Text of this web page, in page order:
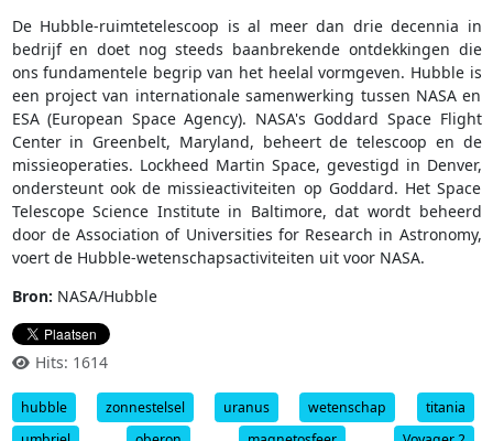
De Hubble-ruimtetelescoop is al meer dan drie decennia in
bedrijf en doet nog steeds baanbrekende ontdekkingen die
ons fundamentele begrip van het heelal vormgeven. Hubble is
een project van internationale samenwerking tussen NASA en
ESA (European Space Agency). NASA's Goddard Space Flight
Center in Greenbelt, Maryland, beheert de telescoop en de
missieoperaties. Lockheed Martin Space, gevestigd in Denver,
ondersteunt ook de missieactiviteiten op Goddard. Het Space
Telescope Science Institute in Baltimore, dat wordt beheerd
door de Association of Universities for Research in Astronomy,
voert de Hubble-wetenschapsactiviteiten uit voor NASA.
Bron: NASA/Hubble
Hits: 1614
hubble zonnestelsel uranus wetenschap
titania